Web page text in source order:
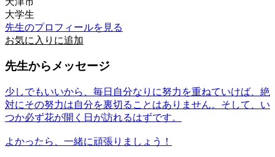
大学生
先生のプロフィールを見る
お気に入りに追加
先生からメッセージ
少しでもいいから、毎日自分なりに努力を重ねていけば、絶
対にその努力は自分を裏切ることはありません。そして、い
つか必ず花が開く日が訪れるはずです。
よかったら、一緒に頑張りましょう！